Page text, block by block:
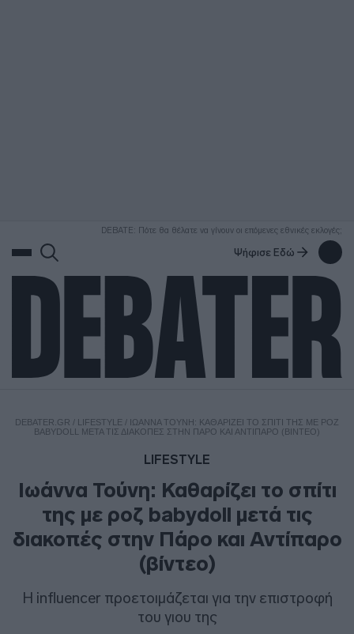
DEBATE: Πότε θα θέλατε να γίνουν οι επόμενες εθνικές εκλογές;
Ψήφισε Εδώ
DEBATER.GR / LIFESTYLE / ΙΩΆΝΝΑ ΤΟΎΝΗ: ΚΑΘΑΡΊΖΕΙ ΤΟ ΣΠΊΤΙ ΤΗΣ ΜΕ ΡΟΖ
BABYDOLL ΜΕΤΆ ΤΙΣ ΔΙΑΚΟΠΈΣ ΣΤΗΝ ΠΆΡΟ ΚΑΙ ΑΝΤΊΠΑΡΟ (ΒΊΝΤΕΟ)
LIFESTYLE
Ιωάννα Τούνη: Καθαρίζει το σπίτι
της με ροζ babydoll μετά τις
διακοπές στην Πάρο και Αντίπαρο
(βίντεο)
Η influencer προετοιμάζεται για την επιστροφή
του γιου της